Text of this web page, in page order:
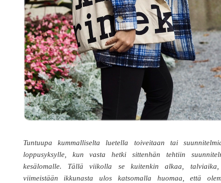
Tuntuupa kummalliselta luetella toiveitaan tai
loppusyksylle, kun vasta hetki sittenhän tehtiin
kesälomalle. Tällä viikolla se kuitenkin alkaa,
viimeistään ikkunasta ulos katsomalla huomaa, että